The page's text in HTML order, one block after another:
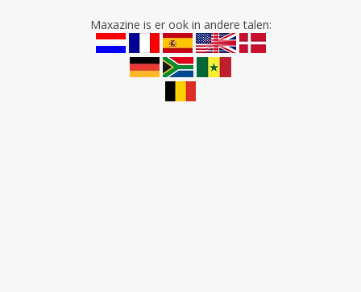
Maxazine is er ook in andere talen: